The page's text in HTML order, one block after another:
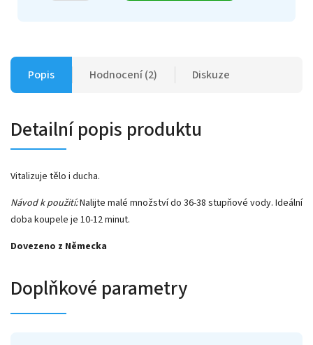
Popis Hodnocení (2) Diskuze
Detailní popis produktu
Vitalizuje tělo i ducha.
Návod k použití:Nalijte malé množství do 36-38 stupňové vody. Ideální
doba koupele je 10-12 minut.
Dovezeno z Německa
Doplňkové parametry